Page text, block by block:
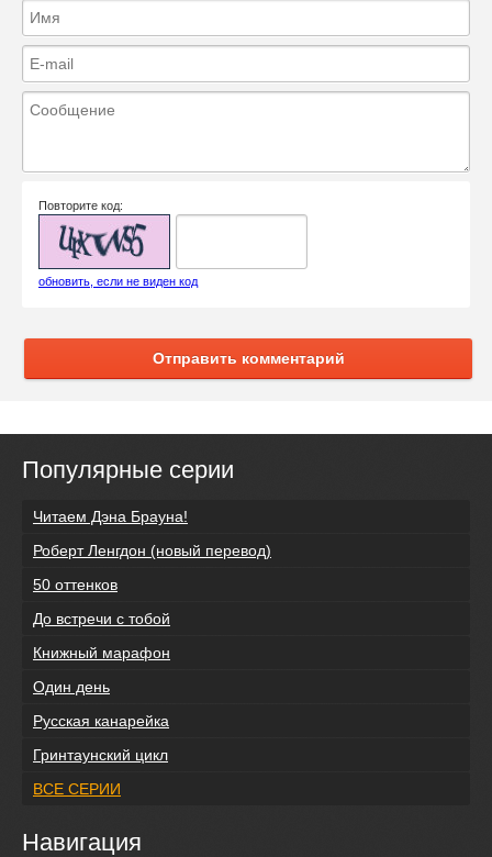
Повторите код:
обновить, если не виден код
Отправить комментарий
Популярные серии
Читаем Дэна Брауна!
Роберт Ленгдон (новый перевод)
50 оттенков
До встречи с тобой
Книжный марафон
Один день
Русская канарейка
Гринтаунский цикл
ВСЕ СЕРИИ
Навигация